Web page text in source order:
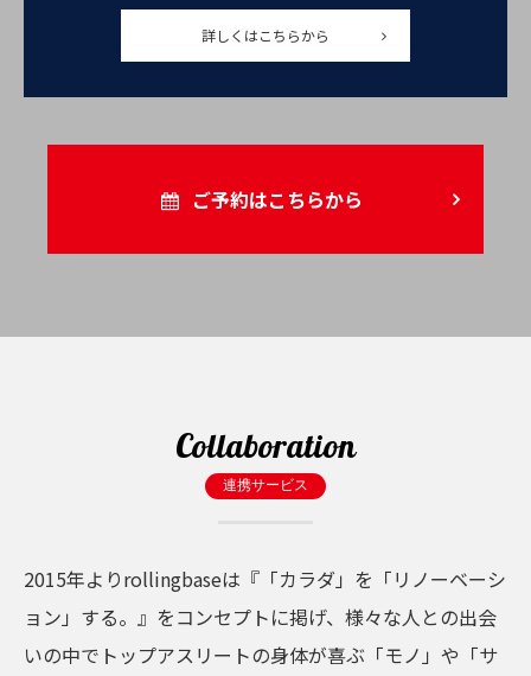
詳しくはこちらから
ご予約はこちらから
Collaboration
連携サービス
2015年よりrollingbaseは『「カラダ」を「リノーベーシ
ョン」する。』をコンセプトに掲げ、様々な人との出会
いの中でトップアスリートの身体が喜ぶ「モノ」や「サ